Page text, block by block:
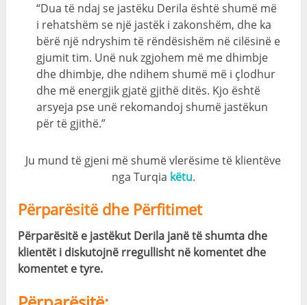
“Dua të ndaj se jastëku Derila është shumë më
i rehatshëm se një jastëk i zakonshëm, dhe ka
bërë një ndryshim të rëndësishëm në cilësinë e
gjumit tim. Unë nuk zgjohem më me dhimbje
dhe dhimbje, dhe ndihem shumë më i çlodhur
dhe më energjik gjatë gjithë ditës. Kjo është
arsyeja pse unë rekomandoj shumë jastëkun
për të gjithë.”
Ju mund të gjeni më shumë vlerësime të klientëve
nga Turqia këtu.
Përparësitë dhe Përfitimet
Përparësitë e jastëkut Derila janë të shumta dhe
klientët i diskutojnë rregullisht në komentet dhe
komentet e tyre.